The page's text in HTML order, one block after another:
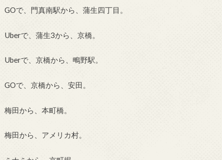
GOで、門真南駅から、蒲生四丁目。
Uberで、蒲生3から、京橋。
Uberで、京橋から、鴫野駅。
GOで、京橋から、安田。
梅田から、本町橋。
梅田から、アメリカ村。